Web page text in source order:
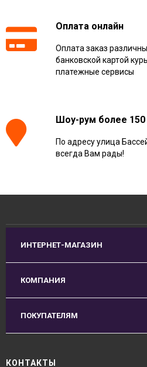
Оплата онлайн
Оплата заказ
банковской картой
платежные сервисы
Шоу-рум более
По адресу улица
всегда Вам рады!
ИНТЕРНЕТ-МАГАЗИН
КОМПАНИЯ
ПОКУПАТЕЛЯМ
КОНТАКТЫ